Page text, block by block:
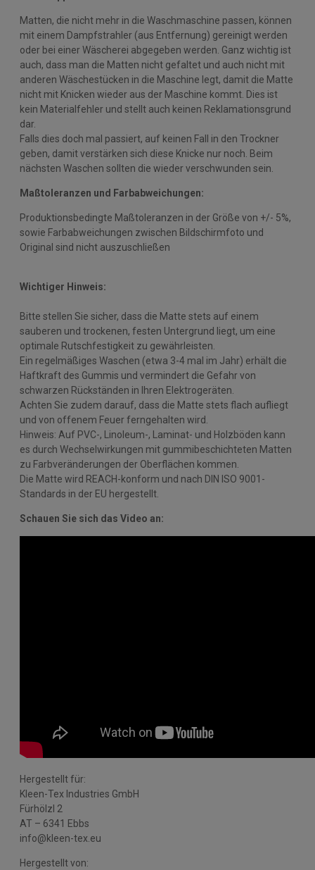
Matten, die nicht mehr in die Waschmaschine passen, können
mit einem Dampfstrahler (aus Entfernung) gereinigt werden
oder bei einer Wäscherei abgegeben werden. Ganz wichtig ist
auch, dass man die Matten nicht gefaltet und auch nicht mit
anderen Wäschestücken in die Maschine legt, damit die Matte
nicht mit Knicken wieder aus der Maschine kommt. Dies ist
kein Materialfehler und stellt auch keinen Reklamationsgrund
dar.
Falls dies doch mal passiert, auf keinen Fall in den Trockner
geben, damit verstärken sich diese Knicke nur noch. Beim
nächsten Waschen sollten die wieder verschwunden sein.
Maßtoleranzen und Farbabweichungen:
Produktionsbedingte Maßtoleranzen in der Größe von +/- 5%,
sowie Farbabweichungen zwischen Bildschirmfoto und
Original sind nicht auszuschließen
Wichtiger Hinweis:
Bitte stellen Sie sicher, dass die Matte stets auf einem
sauberen und trockenen, festen Untergrund liegt, um eine
optimale Rutschfestigkeit zu gewährleisten.
Ein regelmäßiges Waschen (etwa 3-4 mal im Jahr) erhält die
Haftkraft des Gummis und vermindert die Gefahr von
schwarzen Rückständen in Ihren Elektrogeräten.
Achten Sie zudem darauf, dass die Matte stets flach aufliegt
und von offenem Feuer ferngehalten wird.
Hinweis: Auf PVC-, Linoleum-, Laminat- und Holzböden kann
es durch Wechselwirkungen mit gummibeschichteten Matten
zu Farbveränderungen der Oberflächen kommen.
Die Matte wird REACH-konform und nach DIN ISO 9001-
Standards in der EU hergestellt.
Schauen Sie sich das Video an:
Hergestellt für:
Kleen-Tex Industries GmbH
Fürhölzl 2
AT – 6341 Ebbs
info@kleen-tex.eu
Hergestellt von: